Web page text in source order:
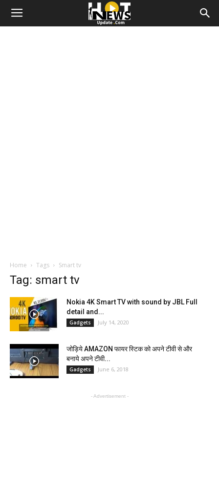
Home Tags Smart tv
Tag: smart tv
Nokia 4K Smart TV with sound by JBL Full
detail and...
Gadgets July 14, 2020
जोड़िये AMAZON फायर स्टिक को अपने टीवी से और
बनाये अपने टीवी...
Gadgets June 6, 2018
- Advertisement -